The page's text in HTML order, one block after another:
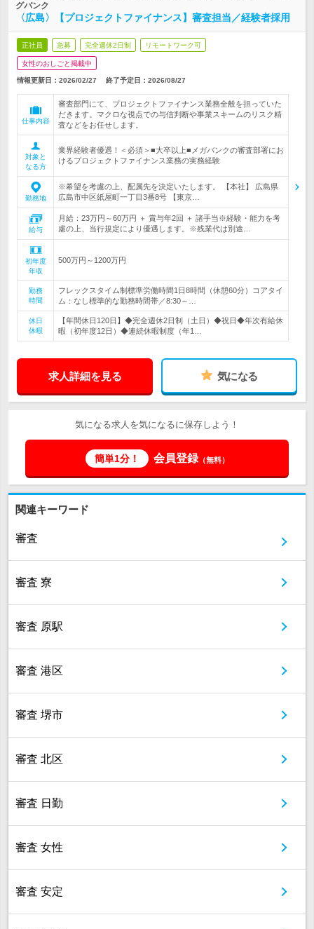
グバンク
〈広島〉【プロジェクトファイナンス】審査担当／経験者採用
正社員 急募 完全週休2日制 リモートワーク可
女性のおしごと掲載中
情報更新日：2026/02/27 終了予定日： 2026/08/27
仕事内容
審査部門にて、プロジェクトファイナンス業務全般を担っていた
だきます。マクロな視点での与信判断や事業スキームのリスク精
査などをお任せします。
対象と
なる方
業界経験者優遇！＜必須＞■大卒以上■メガバンクの審査部署にお
けるプロジェクトファイナンス業務の実務経験
勤務地
※希望を考慮の上、配属先を決定いたします。 【本社】 広島県
広島市中区紙屋町一丁目3番8号 【東京…
給与
月給：23万円～60万円 ＋ 賞与年2回 ＋ 諸手当※経験・能力を考
慮の上、当行規定により優遇します。※残業代は別途…
初年度
年収
500万円～1200万円
勤務
時間
フレックスタイム制標準労働時間1日8時間（休憩60分）コアタイ
ム：なし標準的な勤務時間帯／8:30～…
休日
休暇
【年間休日120日】◆完全週休2日制（土日）◆祝日◆年次有給休
暇（初年度12日）◆連続休暇制度（年1…
求人詳細を見る 気になる
気になる求人を気になるに保存しよう！
簡単1分！ 会員登録（無料）
関連キーワード
審査
審査 寮
審査 原駅
審査 港区
審査 堺市
審査 北区
審査 日勤
審査 女性
審査 安定